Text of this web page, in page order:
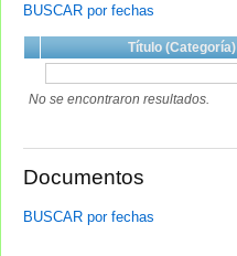
BUSCAR por fechas
Título (Categoría)
No se encontraron resultados.
Documentos
BUSCAR por fechas